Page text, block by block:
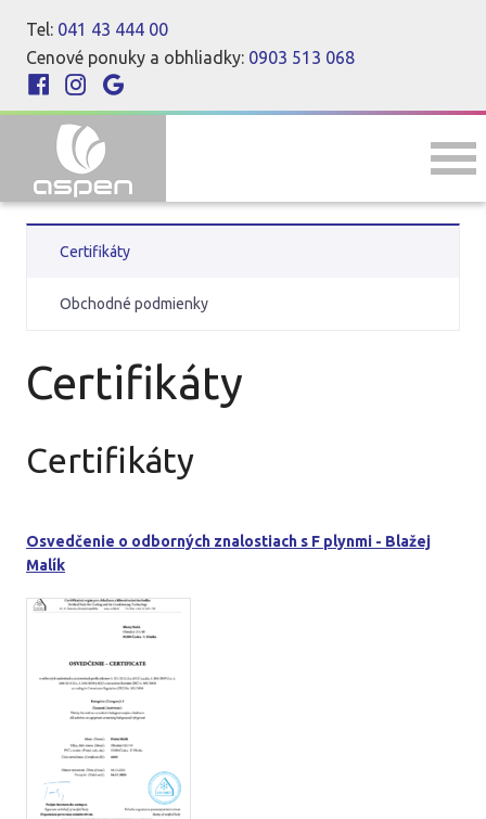
Tel: 041 43 444 00
Cenové ponuky a obhliadky: 0903 513 068
Certifikáty
Obchodné podmienky
Certifikáty
Certifikáty
Osvedčenie o odborných znalostiach s F plynmi - Blažej
Malík